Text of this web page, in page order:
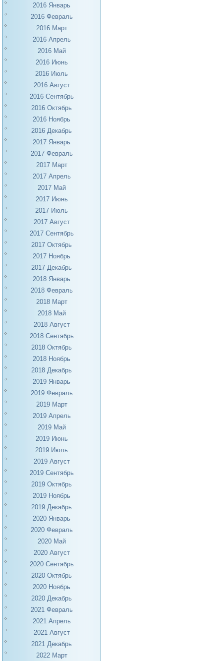
2016 Январь
2016 Февраль
2016 Март
2016 Апрель
2016 Май
2016 Июнь
2016 Июль
2016 Август
2016 Сентябрь
2016 Октябрь
2016 Ноябрь
2016 Декабрь
2017 Январь
2017 Февраль
2017 Март
2017 Апрель
2017 Май
2017 Июнь
2017 Июль
2017 Август
2017 Сентябрь
2017 Октябрь
2017 Ноябрь
2017 Декабрь
2018 Январь
2018 Февраль
2018 Март
2018 Май
2018 Август
2018 Сентябрь
2018 Октябрь
2018 Ноябрь
2018 Декабрь
2019 Январь
2019 Февраль
2019 Март
2019 Апрель
2019 Май
2019 Июнь
2019 Июль
2019 Август
2019 Сентябрь
2019 Октябрь
2019 Ноябрь
2019 Декабрь
2020 Январь
2020 Февраль
2020 Май
2020 Август
2020 Сентябрь
2020 Октябрь
2020 Ноябрь
2020 Декабрь
2021 Февраль
2021 Апрель
2021 Август
2021 Декабрь
2022 Март